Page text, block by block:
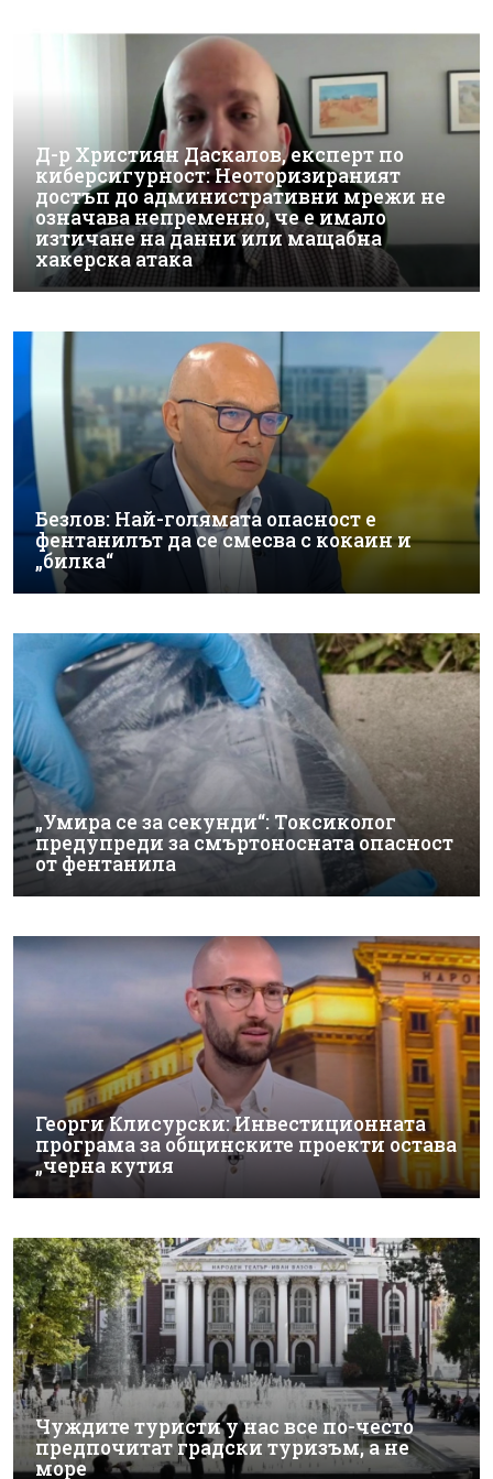
Д-р Християн Даскалов, експерт по
киберсигурност: Неоторизираният
достъп до административни мрежи не
означава непременно, че е имало
изтичане на данни или мащабна
хакерска атака
Безлов: Най-голямата опасност е
фентанилът да се смесва с кокаин и
„билка“
„Умира се за секунди“: Токсиколог
предупреди за смъртоносната опасност
от фентанила
Георги Клисурски: Инвестиционната
програма за общинските проекти остава
„черна кутия
Чуждите туристи у нас все по-често
предпочитат градски туризъм, а не
море